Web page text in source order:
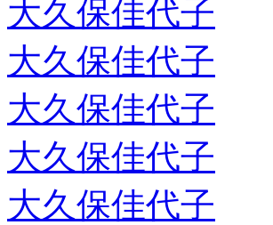
大久保佳代子
大久保佳代子
大久保佳代子
大久保佳代子
大久保佳代子